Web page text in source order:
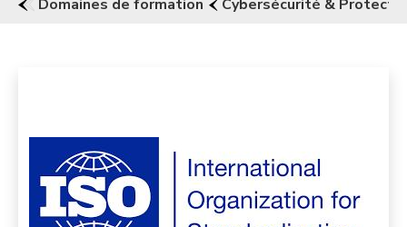
Domaines de formation Cybersécurité &